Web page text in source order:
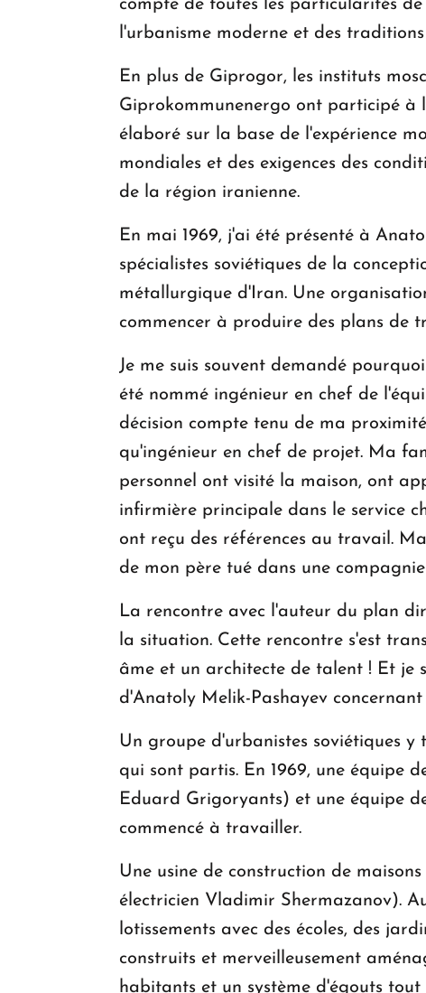
compte de toutes les particularités
l'urbanisme moderne et des
En plus de Giprogor, les instituts
Giprokommunenergo ont participé à
élaboré sur la base de l'expérience
mondiales et des exigences des
de la région iranienne.
En mai 1969, j'ai été présenté à
spécialistes soviétiques de la
métallurgique d'Iran. Une
commencer à produire des plans de
Je me suis souvent demandé
été nommé ingénieur en chef de
décision compte tenu de ma
qu'ingénieur en chef de projet. Ma
personnel ont visité la maison, ont
infirmière principale dans le service
ont reçu des références au travail.
de mon père tué dans une
La rencontre avec l'auteur du plan
la situation. Cette rencontre s'est
âme et un architecte de talent ! Et je
d'Anatoly Melik-Pashayev
Un groupe d'urbanistes soviétiques
qui sont partis. En 1969, une équipe
Eduard Grigoryants) et une équipe
commencé à travailler.
Une usine de construction de
électricien Vladimir Shermazanov).
lotissements avec des écoles, des
construits et merveilleusement
habitants et un système d'égouts